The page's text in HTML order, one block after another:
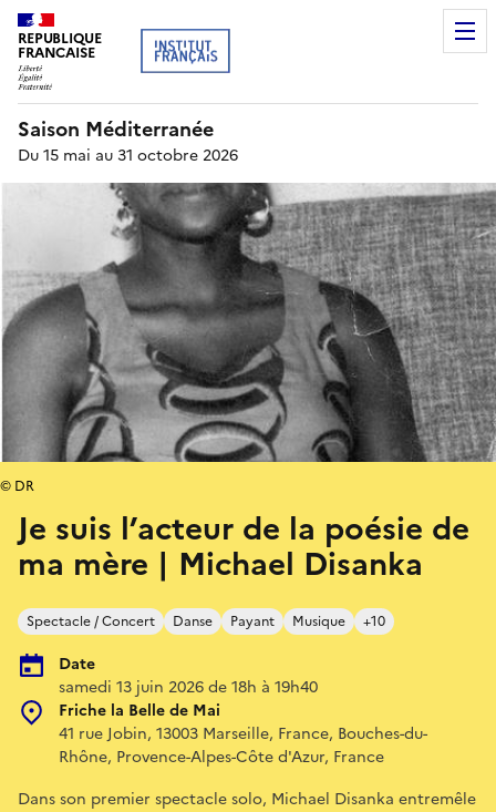
REPUBLIQUE
FRANCAISE
Saison Méditerranée
Du 15 mai au 31 octobre 2026
Je suis l’acteur de la poésie de
ma mère | Michael Disanka
Spectacle / Concert Danse Payant Musique +10
Date
samedi 13 juin 2026 de 18h à 19h40
Friche la Belle de Mai
41 rue Jobin, 13003 Marseille, France, Bouches-du-
Rhône, Provence-Alpes-Côte d'Azur, France
© DR
Dans son premier spectacle solo, Michael Disanka entremêle